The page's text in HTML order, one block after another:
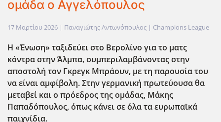
ομάδα ο Αγγελόπουλος
17 Μαρτίου 2026 | Παναγιώτης Αντωνόπουλος | Champions League
Η «Ένωση» ταξιδεύει στο Βερολίνο για το ματς
κόντρα στην Άλμπα, συμπεριλαμβάνοντας στην
αποστολή τον Γκρεγκ Μπράουν, με τη παρουσία του
να είναι αμφίβολη. Στην γερμανική πρωτεύουσα θα
μεταβεί και ο πρόεδρος της ομάδας, Μάκης
Παπαδόπουλος, όπως κάνει σε όλα τα ευρωπαϊκά
παιχνίδια.